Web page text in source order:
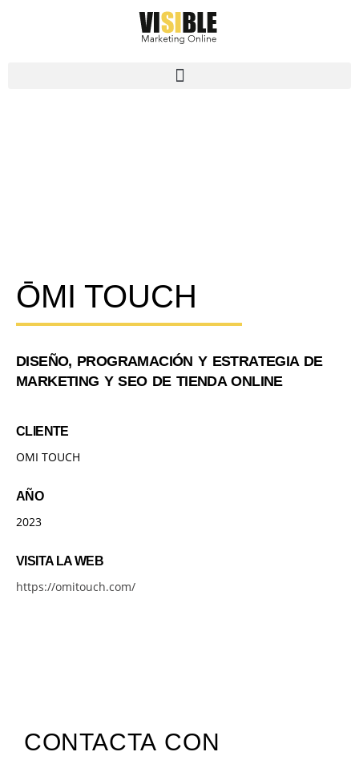
ŌMI TOUCH
DISEÑO, PROGRAMACIÓN Y ESTRATEGIA DE
MARKETING Y SEO DE TIENDA ONLINE
CLIENTE
OMI TOUCH
AÑO
2023
VISITA LA WEB
https://omitouch.com/
CONTACTA CON